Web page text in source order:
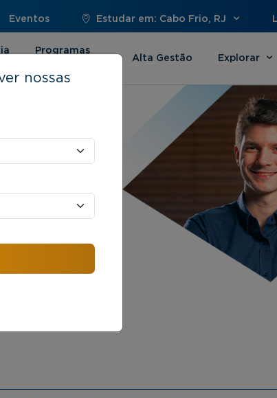
Eventos Estudar em: Cabo Frio, RJ
Programas
Alta Gestão Explorar
nossas